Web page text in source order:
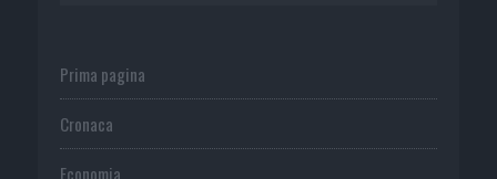
Prima pagina
Cronaca
Economia